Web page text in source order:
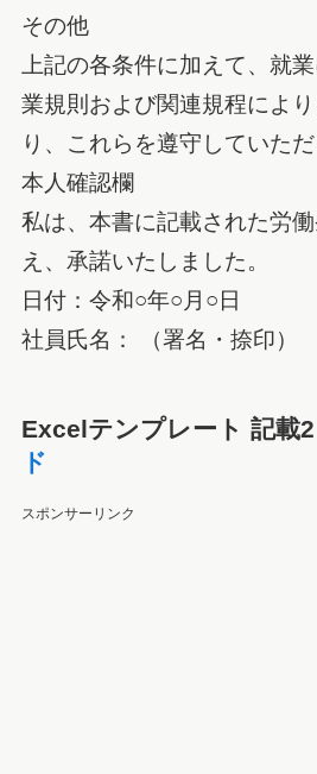
その他
上記の各条件に加えて、就
業規則および関連規程によ
り、これらを遵守していただ
本人確認欄
私は、本書に記載された労
え、承諾いたしました。
日付：令和○年○月○日
社員氏名： （署名・捺印）
Excelテンプレート 記載2
ド
スポンサーリンク